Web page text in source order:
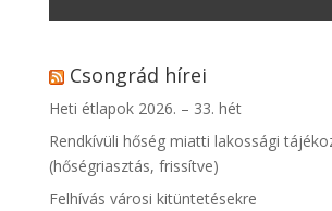
Csongrád hírei
Heti étlapok 2026. – 33. hét
Rendkívüli hőség miatti lakossági
(hőségriasztás, frissítve)
Felhívás városi kitüntetésekre